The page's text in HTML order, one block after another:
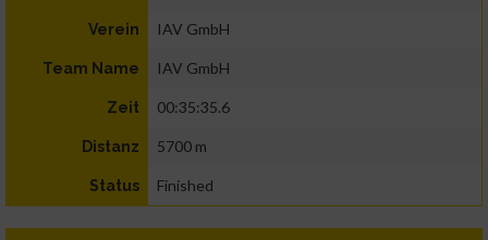
Verein IAV GmbH
Team Name IAV GmbH
Zeit 00:35:35.6
Distanz 5700 m
Status Finished